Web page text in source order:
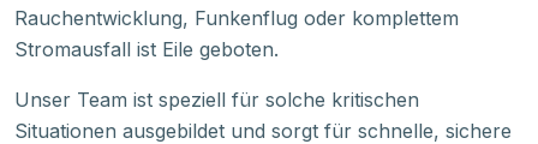
Rauchentwicklung, Funkenflug oder komplettem
Stromausfall ist Eile geboten.
Unser Team ist speziell für solche kritischen
Situationen ausgebildet und sorgt für schnelle, sichere